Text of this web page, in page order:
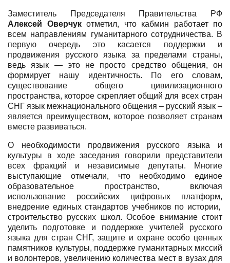
Заместитель Председателя Правительства РФ
Алексей Оверчукотметил, что кабмин работает по
всем направлениям гуманитарного сотрудничества. В
первую очередь это касается поддержки и
продвижения русского языка за пределами страны,
ведь язык — это не просто средство общения, он
формирует нашу идентичность.
По его словам,
существование общего цивилизационного
пространства, которое скрепляет общий для всех стран
СНГ язык межнационального общения – русский язык –
является преимуществом, которое позволяет странам
вместе развиваться.
О необходимости продвижения русского языка и
культуры в ходе заседания говорили представители
всех фракций и независимые депутаты. Многие
выступающие отмечали, что необходимо единое
образовательное пространство, включая
использование российских цифровых платформ,
внедрение единых стандартов учебников по истории,
строительство русских школ. Особое внимание стоит
уделить подготовке и поддержке учителей русского
языка для стран СНГ, защите и охране особо ценных
памятников культуры, поддержке гуманитарных миссий
и волонтеров, увеличению количества мест в вузах для